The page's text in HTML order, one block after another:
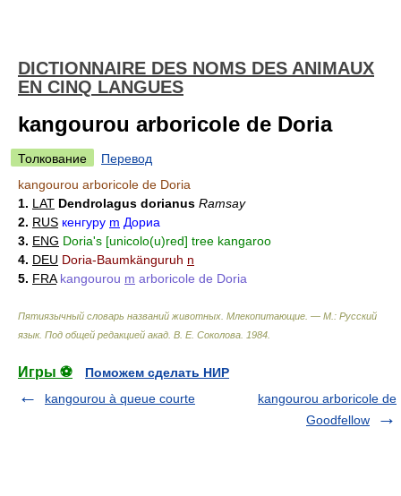
DICTIONNAIRE DES NOMS DES ANIMAUX
EN CINQ LANGUES
kangourou arboricole de Doria
Толкование
Перевод
kangourou arboricole de Doria
1. LAT Dendrolagus dorianus Ramsay
2. RUS кенгуру m Дориа
3. ENG Doria's [unicolo(u)red] tree kangaroo
4. DEU Doria-Baumkänguruh n
5. FRA kangourou m arboricole de Doria
Пятиязычный словарь названий животных. Млекопитающие. — М.: Русский
язык. Под общей редакцией акад. В. Е. Соколова 1984
Игры ⚽
Поможем сделать НИР
kangourou à queue courte
kangourou arboricole de
Goodfellow